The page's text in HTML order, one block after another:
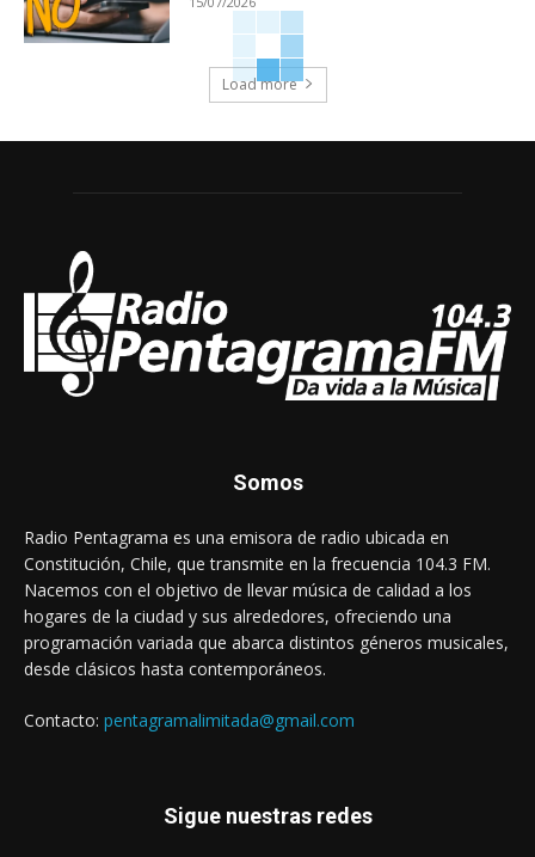
Load more
Somos
Radio Pentagrama es una emisora de radio ubicada en
Constitución, Chile, que transmite en la frecuencia 104.3 FM.
Nacemos con el objetivo de llevar música de calidad a los
hogares de la ciudad y sus alrededores, ofreciendo una
programación variada que abarca distintos géneros musicales,
desde clásicos hasta contemporáneos.
Contacto: pentagramalimitada@gmail.com
Sigue nuestras redes